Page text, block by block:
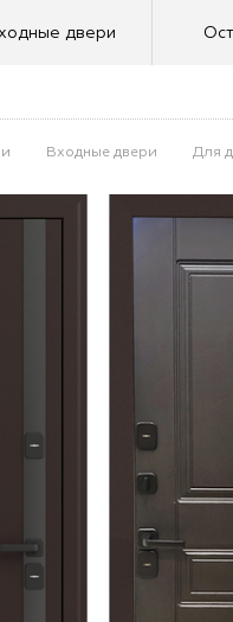
двери
Входные двери Для